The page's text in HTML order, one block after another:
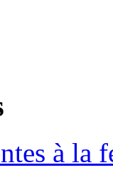
à la